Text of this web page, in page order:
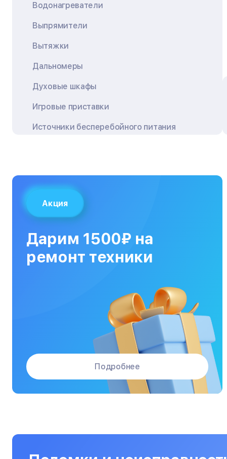
Водонагреватели
Выпрямители
Вытяжки
Дальномеры
Духовые шкафы
Игровые приставки
Источники бесперебойного питания
Кофемашины
Кухонные плиты
МФУ
Микроволновые печи
Морозильные камеры
Акция
Дарим 1500₽ на
ремонт техники
Подробнее